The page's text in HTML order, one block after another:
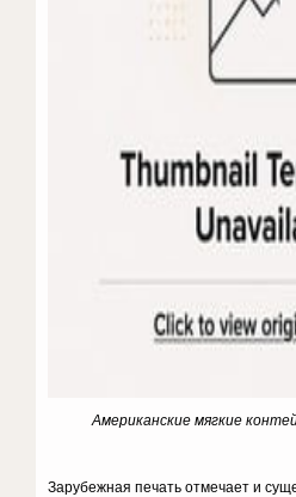
Американские мягкие
Зарубежная печать отмечает и